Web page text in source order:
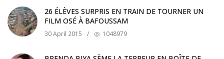
26 ÉLÈVES SURPRIS EN TRAIN DE TOURNER UN
FILM OSÉ À BAFOUSSAM
30 April 2015 / 1048979